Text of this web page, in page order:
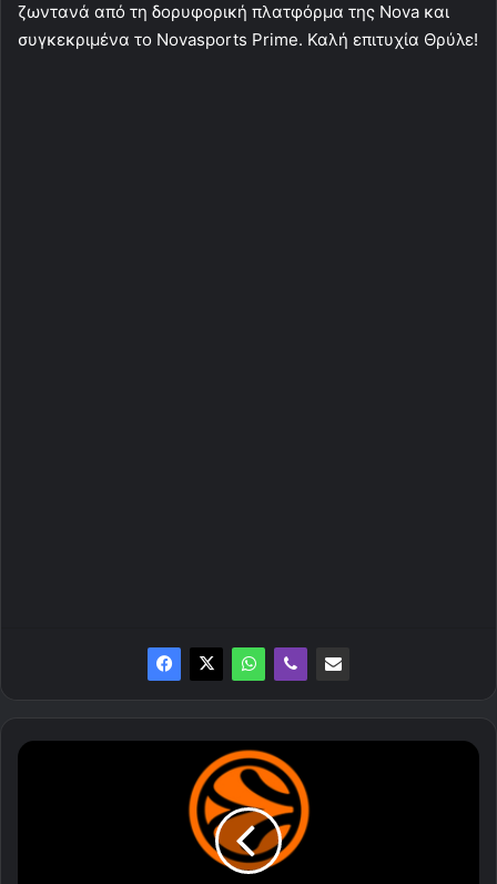
ζωντανά από τη δορυφορική πλατφόρμα της Nova και
συγκεκριμένα το Novasports Prime. Καλή επιτυχία Θρύλε!
Τα